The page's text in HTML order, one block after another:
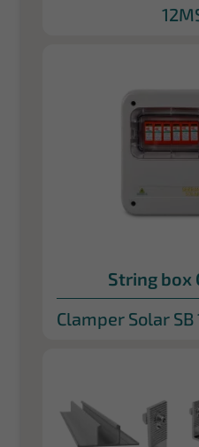
String box
Clamper Solar